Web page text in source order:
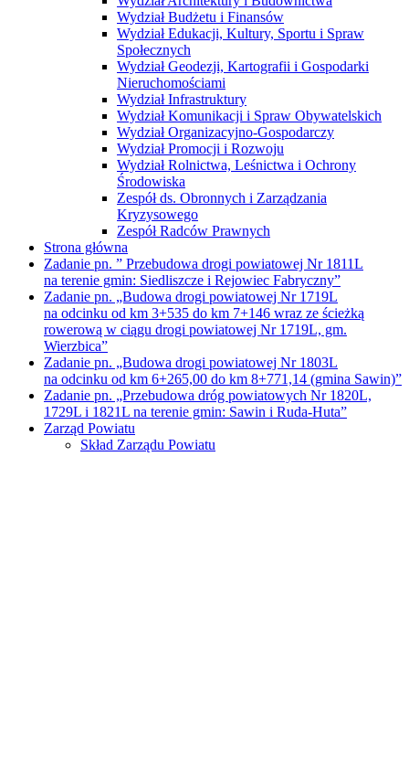
Wydział Budżetu i Finansów
Wydział Edukacji, Kultury, Sportu i Spraw
Społecznych
Wydział Geodezji, Kartografii i Gospodarki
Nieruchomościami
Wydział Infrastruktury
Wydział Komunikacji i Spraw Obywatelskich
Wydział Organizacyjno-Gospodarczy
Wydział Promocji i Rozwoju
Wydział Rolnictwa, Leśnictwa i Ochrony
Środowiska
Zespół ds. Obronnych i Zarządzania
Kryzysowego
Zespół Radców Prawnych
Strona główna
Zadanie pn. ” Przebudowa drogi powiatowej Nr 1811L
na terenie gmin: Siedliszcze i Rejowiec Fabryczny”
Zadanie pn. „Budowa drogi powiatowej Nr 1719L
na odcinku od km 3+535 do km 7+146 wraz ze ścieżką
rowerową w ciągu drogi powiatowej Nr 1719L, gm.
Wierzbica”
Zadanie pn. „Budowa drogi powiatowej Nr 1803L
na odcinku od km 6+265,00 do km 8+771,14 (gmina Sawin)”
Zadanie pn. „Przebudowa dróg powiatowych Nr 1820L,
1729L i 1821L na terenie gmin: Sawin i Ruda-Huta”
Zarząd Powiatu
Skład Zarządu Powiatu